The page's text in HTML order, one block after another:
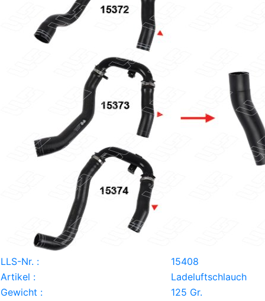
LLS-Nr. :
15408
Artikel :
Ladeluftschlauch
Gewicht :
125 Gr.